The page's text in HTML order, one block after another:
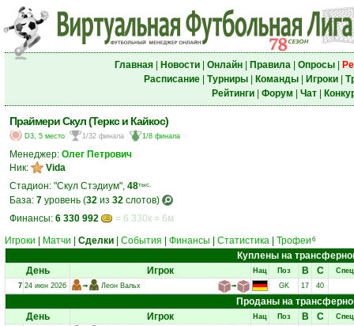
Главная| Новости| Онлайн| Правила| Опросы|
Расписание| Турниры| Команды| Игроки|
Рейтинги| Форум Чат|
Праймери Скул (Теркс и Кайкос)
D3, 5 место 1/32 финала 1/8 финала
Менеджер: Олег Петрович
Ник:
Vida
Стадион: "Скул Стэдиум", 48тыс.
База: 7 уровень (32 из 32 слотов)
Финансы: 6 330 992
= 6 330к = 6м
Игроки
Матчи Сделки События Финансы Статистика Трофеи 6
Куплены на
День
Игрок Нац Поз В С
7 24 июн 2026 ➟ ➟
Леон Вальх GK 17 40
Проданы на
День
Игрок Нац Поз В С